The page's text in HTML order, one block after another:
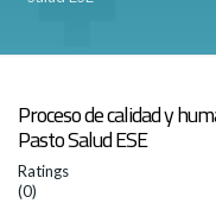
Proceso de calidad y
Pasto Salud ESE
Ratings
(0)